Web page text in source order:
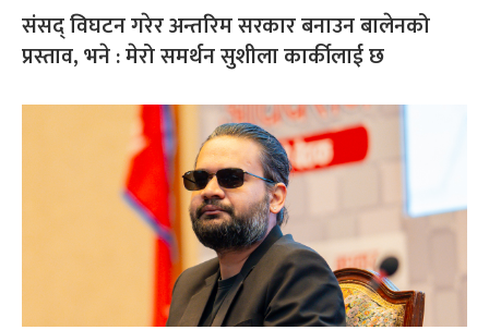
संसद् विघटन गरेर अन्तरिम सरकार बनाउन बालेनको
प्रस्ताव, भने : मेरो समर्थन सुशीला कार्कीलाई छ